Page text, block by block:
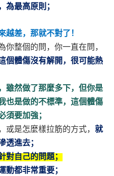
最高原則；
差，那就不對了！
你整個的問，你一直在問，
個體傷沒有解開，很可能熱
雖然做了那麼多下，但你是
也是做的不標準，這個體傷
要加強；
是怎麼樣拉筋的方式， 就
進去；
對自己的問題；
都非常重要；